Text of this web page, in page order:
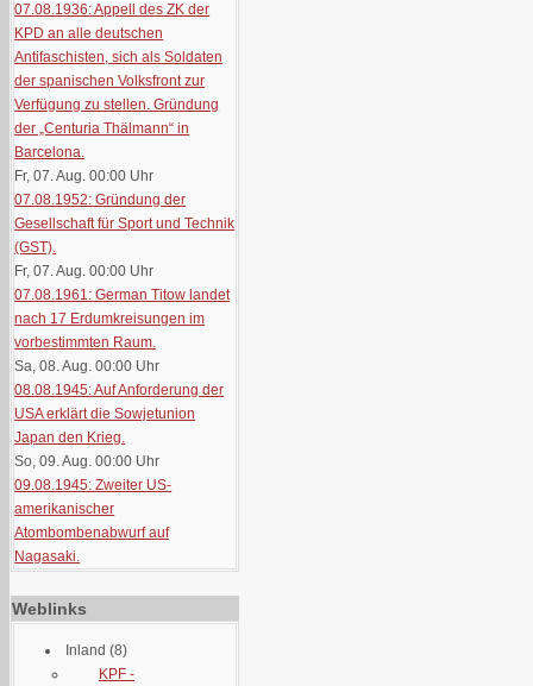
07.08.1936: Appell des ZK der
KPD an alle deutschen
Antifaschisten, sich als Soldaten
der spanischen Volksfront zur
Verfügung zu stellen. Gründung
der „Centuria Thälmann“ in
Barcelona.
Fr, 07. Aug. 00:00 Uhr
07.08.1952: Gründung der
Gesellschaft für Sport und Technik
(GST).
Fr, 07. Aug. 00:00 Uhr
07.08.1961: German Titow landet
nach 17 Erdumkreisungen im
vorbestimmten Raum.
Sa, 08. Aug. 00:00 Uhr
08.08.1945: Auf Anforderung der
USA erklärt die Sowjetunion
Japan den Krieg.
So, 09. Aug. 00:00 Uhr
09.08.1945: Zweiter US-
amerikanischer
Atombombenabwurf auf
Nagasaki.
Weblinks
Inland (8)
KPF -